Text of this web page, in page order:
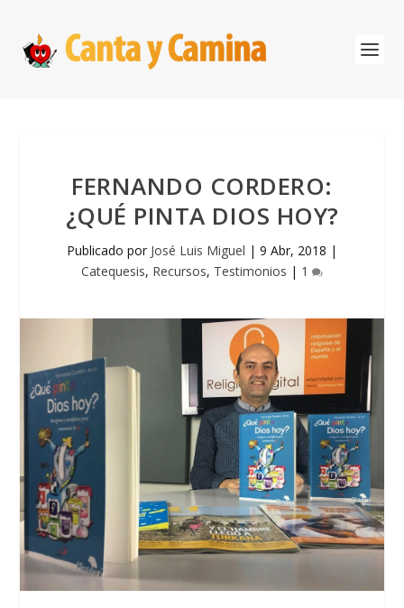
FERNANDO CORDERO:
¿QUÉ PINTA DIOS HOY?
Publicado por José Luis Miguel | 9 Abr, 2018 |
Catequesis, Recursos, Testimonios | 1